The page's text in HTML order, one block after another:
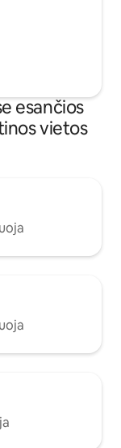
esančios
vietos